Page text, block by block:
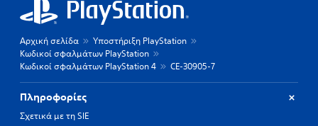
Αρχική σελίδα
Υποστήριξη PlayStation
Κωδικοί σφαλμάτων PlayStation
Κωδικοί σφαλμάτων PlayStation 4
CE-30905-7
Πληροφορίες
Σχετικά με τη SIE